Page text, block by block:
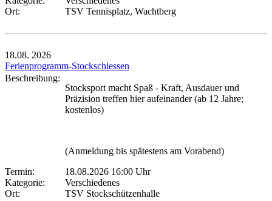
Ort:
TSV Tennisplatz, Wachtberg
18.08. 2026
Ferienprogramm-Stockschiessen
Beschreibung:
Stocksport macht Spaß - Kraft, Ausdauer und
Präzision treffen hier aufeinander (ab 12 Jahre;
kostenlos)
(Anmeldung bis spätestens am Vorabend)
Termin:
18.08.2026 16:00 Uhr
Kategorie:
Verschiedenes
Ort:
TSV Stockschützenhalle